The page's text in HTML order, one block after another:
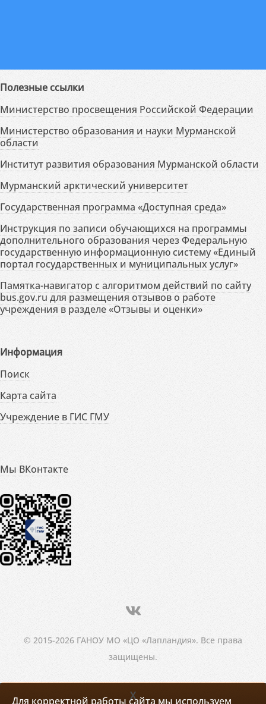
Полезные ссылки
Министерство просвещения Российской Федерации
Министерство образования и науки Мурманской
области
Институт развития образования Мурманской области
Мурманский арктический университет
Государственная программа «Доступная среда»
Инструкция по записи обучающихся на программы
дополнительного образования через Федеральную
государственную информационную систему «Единый
портал государственных и муниципальных услуг»
Памятка-навигатор с алгоритмом действий по сайту
bus.gov.ru для размещения отзывов о работе
учреждения в разделе «Отзывы и оценки»
Информация
Поиск
Карта сайта
Учреждение в ГИС ГМУ
Мы ВКонтакте
© 2015-2026 ГАНОУ МО «ЦО «Лапландия». Все права
защищены.
Для корректной работы сайта мы используем
X